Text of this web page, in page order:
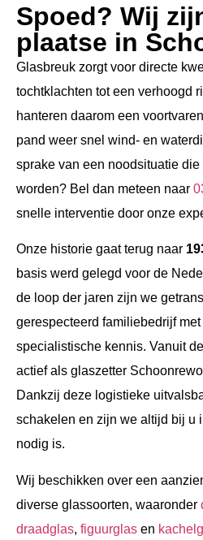
Spoed? Wij
plaatse in
Glasbreuk zorgt voor directe
tochtklachten tot een verhoogd
hanteren daarom een
pand weer snel wind- en
sprake van een noodsituatie
worden? Bel dan meteen naar
snelle interventie door onze
Onze historie gaat terug naar
basis werd gelegd voor de
de loop der jaren zijn we
gerespecteerd familiebedrijf
specialistische kennis. Vanuit
actief als glaszetter
Dankzij deze logistieke
schakelen en zijn we altijd bij u
nodig is.
Wij beschikken over een
diverse glassoorten, waaronder
draadglas, figuurglas en